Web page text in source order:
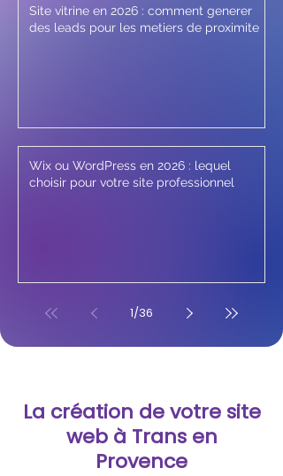
Site vitrine en 2026 : comment generer
des leads pour les metiers de proximite
Wix ou WordPress en 2026 : lequel
choisir pour votre site professionnel
1/36
La création de votre site
web à Trans en
Provence